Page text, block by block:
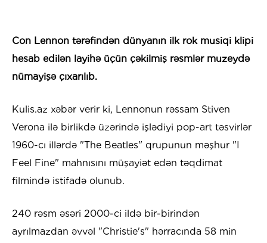
Con Lennon tərəfindən dünyanın ilk rok musiqi klipi
hesab edilən layihə üçün çəkilmiş rəsmlər muzeydə
nümayişə çıxarılıb.
Kulis.az xəbər verir ki, Lennonun rəssam Stiven
Verona ilə birlikdə üzərində işlədiyi pop-art təsvirlər
1960-cı illərdə "The Beatles" qrupunun məşhur "I
Feel Fine" mahnısını müşayiət edən təqdimat
filmində istifadə olunub.
240 rəsm əsəri 2000-ci ildə bir-birindən
ayrılmazdan əvvəl "Christie's" hərracında 58 min